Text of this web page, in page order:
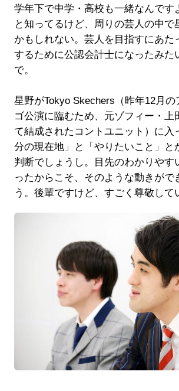
学年下で中学・高校も一緒なんです
と知ってるけど、周りの芸人の中で
かもしれない。芸人を目指すにあた
するために公認会計士になったみた
で。
星野がTokyo Skechers（昨年12月の
ゴ公演に臨むため、元ゾフィー・上
て結成されたコントユニット）に入
分の現在地」と「やりたいこと」と
判断でしょうし。目先のわかりやす
ったからこそ、そのような動きがで
う。後輩ですけど、すごく尊敬して